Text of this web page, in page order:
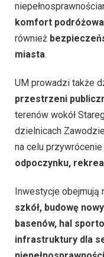
komfort
również
miasta.
UM prowadzi także
przestrzeni
terenów wokół
dzielnicach
na celu
odpoczynku,
Inwestycje obejmują
szkół, budowę
basenów, hal
infrastruktury dla